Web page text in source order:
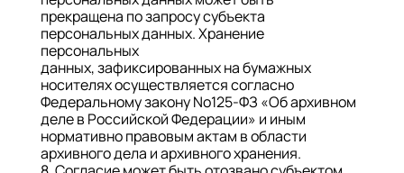
прекращена по запросу субъекта
персональных данных. Хранение
персональных
данных, зафиксированных на бумажных
носителях осуществляется согласно
Федеральному закону No125-ФЗ «Об архивном
деле в Российской Федерации» и иным
нормативно правовым актам в области
архивного дела и архивного хранения.